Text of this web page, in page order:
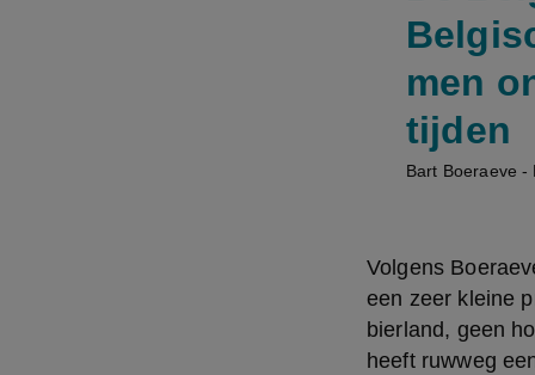
men
tijden
Bart Boeraeve -
Volgens
een zeer kleine
bierland, geen
heeft ruwweg